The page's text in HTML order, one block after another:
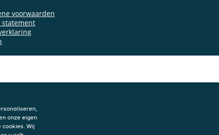
voorwaarden
statement
onze eigen
Wij